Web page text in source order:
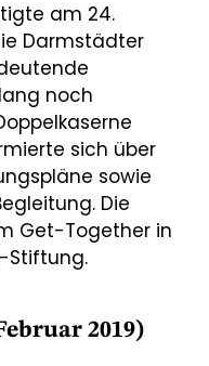
am 24.
Darmstädter
noch
sich über
sowie
Die
Get-Together in
Stiftung.
2019)